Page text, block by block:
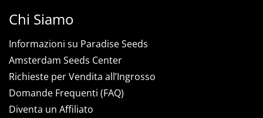
Chi Siamo
Informazioni su Paradise Seeds
Amsterdam Seeds Center
Richieste per Vendita all’Ingrosso
Domande Frequenti (FAQ)
Diventa un Affiliato